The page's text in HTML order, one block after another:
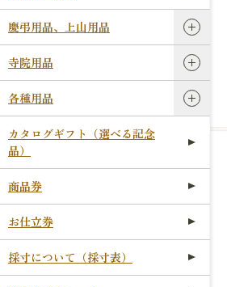
慶弔用品、上山用品
寺院用品
各種用品
カタログギフト（選べる記念
品）
商品券
お仕立券
採寸について（採寸表）